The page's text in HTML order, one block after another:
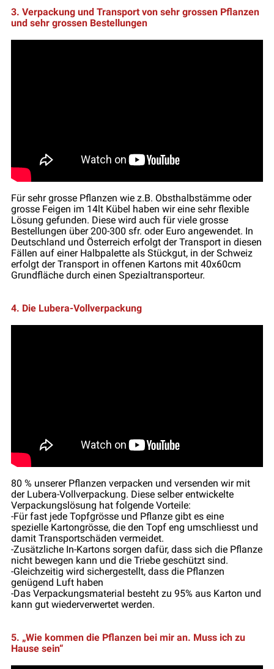
3. Verpackung und Transport von sehr grossen Pflanzen
und sehr grossen Bestellungen
Für sehr grosse Pflanzen wie z.B. Obsthalbstämme oder
grosse Feigen im 14lt Kübel haben wir eine sehr flexible
Lösung gefunden. Diese wird auch für viele grosse
Bestellungen über 200-300 sfr. oder Euro angewendet. In
Deutschland und Österreich erfolgt der Transport in diesen
Fällen auf einer Halbpalette als Stückgut, in der Schweiz
erfolgt der Transport in offenen Kartons mit 40x60cm
Grundfläche durch einen Spezialtransporteur.
4. Die Lubera-Vollverpackung
80 % unserer Pflanzen verpacken und versenden wir mit
der Lubera-Vollverpackung. Diese selber entwickelte
Verpackungslösung hat folgende Vorteile:
-Für fast jede Topfgrösse und Pflanze gibt es eine
spezielle Kartongrösse, die den Topf eng umschliesst und
damit Transportschäden vermeidet.
-Zusätzliche In-Kartons sorgen dafür, dass sich die Pflanze
nicht bewegen kann und die Triebe geschützt sind.
-Gleichzeitig wird sichergestellt, dass die Pflanzen
genügend Luft haben
-Das Verpackungsmaterial besteht zu 95% aus Karton und
kann gut wiederverwertet werden.
5. „Wie kommen die Pflanzen bei mir an. Muss ich zu
Hause sein“